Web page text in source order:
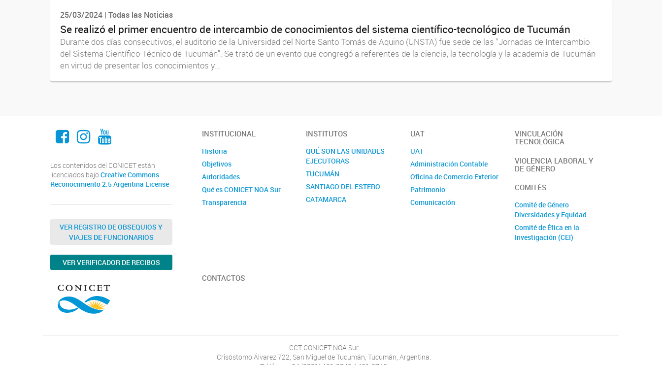
25/03/2024 | Todas las Noticias
Se realizó el primer encuentro de intercambio de conocimientos del sistema científico-tecnológico de Tucumán
Durante dos días consecutivos, el auditorio de la Universidad del Norte Santo Tomás de Aquino (UNSTA) fue sede de las "Jornadas de Intercambio
del Sistema Científico-Técnico de Tucumán". Se trató de un evento que congregó a referentes de la ciencia, la tecnología y la academia de Tucumán
en virtud de presentar los conocimientos y...
Facebook
Instagram
Youtube
Los contenidos del CONICET están
licenciados bajo Creative Commons
Reconocimiento 2.5 Argentina License
VER REGISTRO DE OBSEQUIOS Y
VIAJES DE FUNCIONARIOS
VER VERIFICADOR DE RECIBOS
INSTITUCIONAL
Historia
Objetivos
Autoridades
Qué es CONICET NOA Sur
Transparencia
INSTITUTOS
QUÉ SON LAS UNIDADES
EJECUTORAS
TUCUMÁN
SANTIAGO DEL ESTERO
CATAMARCA
UAT
UAT
Administración Contable
Oficina de Comercio Exterior
Patrimonio
Comunicación
VINCULACIÓN
TECNOLÓGICA
VIOLENCIA LABORAL Y
DE GÉNERO
COMITÉS
Comité de Género
Diversidades y Equidad
Comité de Ética en la
Investigación (CEI)
CONTACTOS
CCT CONICET NOA Sur
Crisóstomo Álvarez 722, San Miguel de Tucumán, Tucumán, Argentina.